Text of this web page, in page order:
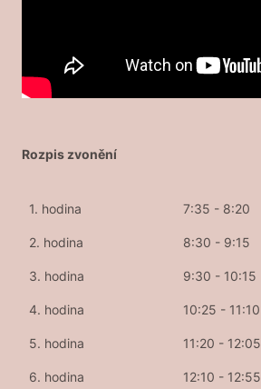
Rozpis zvonění
1. hodina 7:35 - 8:20
2. hodina 8:30 - 9:15
3. hodina 9:30 - 10:15
4. hodina 10:25 - 11:10
5. hodina 11:20 - 12:05
6. hodina 12:10 - 12:55